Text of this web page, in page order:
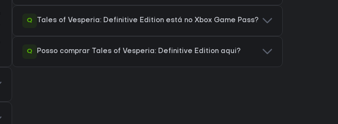
Q Tales of Vesperia: Definitive Edition está no Xbox Game Pass?
Q Posso comprar Tales of Vesperia: Definitive Edition aqui?